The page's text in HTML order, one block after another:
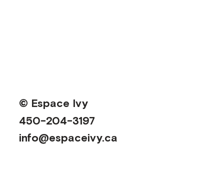
© Espace Ivy
450-204-3197
info@espaceivy.ca